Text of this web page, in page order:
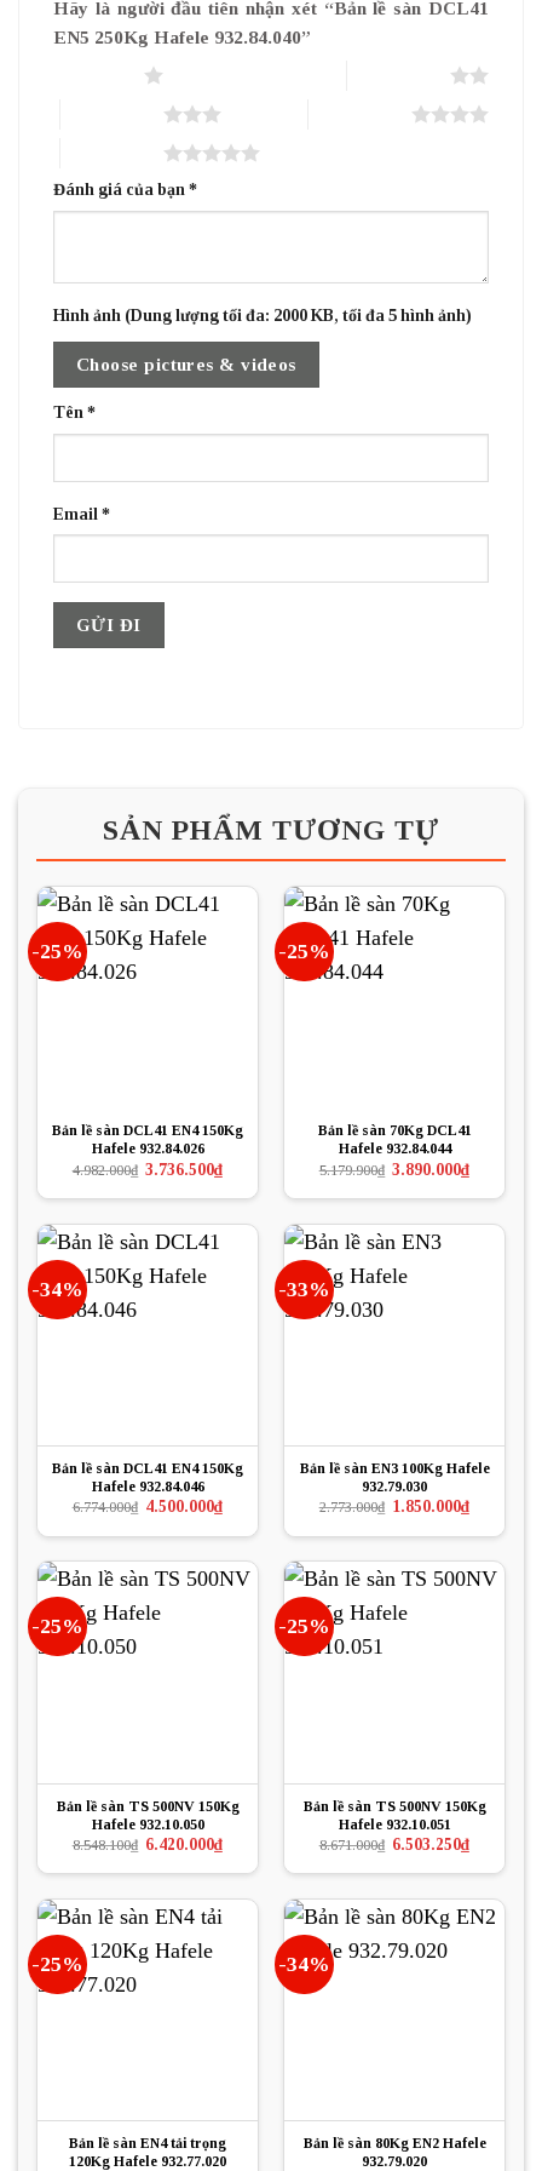
Hãy là người đầu tiên nhận xét “Bản lề sàn DCL41
EN5 250Kg Hafele 932.84.040”
Đánh giá của bạn *
Hình ảnh (Dung lượng tối đa: 2000 KB, tối đa 5 hình ảnh)
Choose pictures & videos
Tên *
Email *
SẢN PHẨM TƯƠNG TỰ
-25%
Bản lề sàn DCL41 EN4 150Kg
Hafele 932.84.026
4.982.000₫ Giá
là:
3.736.500₫Giá
hiện
tại
3.736.500₫.
-25%
Bản lề sàn 70Kg DCL41
Hafele 932.84.044
5.179.900₫ Giá
là:
3.890.000₫Giá
hiện
tại
3.890.000₫.
-34%
Bản lề sàn DCL41 EN4 150Kg
Hafele 932.84.046
6.774.000₫ Giá
là:
4.500.000₫Giá
hiện
tại
4.500.000₫.
-33%
Bản lề sàn EN3 100Kg Hafele
932.79.030
2.773.000₫ Giá
là:
1.850.000₫Giá
hiện
tại
1.850.000₫.
-25%
Bản lề sàn TS 500NV 150Kg
Hafele 932.10.050
8.548.100₫ Giá
là:
6.420.000₫Giá
hiện
tại
6.420.000₫.
-25%
Bản lề sàn TS 500NV 150Kg
Hafele 932.10.051
8.671.000₫ Giá
là:
6.503.250₫Giá
hiện
tại
6.503.250₫.
-25%
Bản lề sàn EN4 tải trọng
120Kg Hafele 932.77.020
-34%
Bản lề sàn 80Kg EN2 Hafele
932.79.020